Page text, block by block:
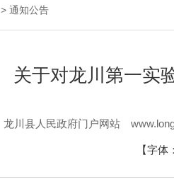
> 通知公告
关于对龙川第一实
龙川县人民政府门户网站
【字体